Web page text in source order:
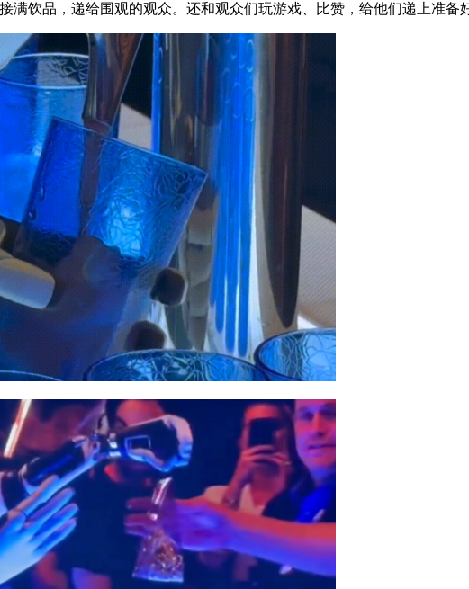
饮品，递给围观的观众。还和观众们玩游戏、比赞，给他们递上准备